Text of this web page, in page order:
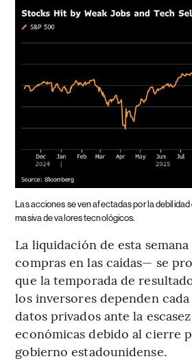
Las acciones se ven afectadas por la
masiva de valores tecnológicos.
La liquidación de esta
compras en las caídas— se
que la temporada de
los inversores dependen cada
datos privados ante la
económicas debido al cierre
gobierno estadounidense.